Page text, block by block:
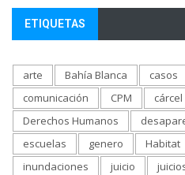
ETIQUETAS
arte Bahía Blanca casos
comunicación
CPM cárcel
Derechos Humanos
escuelas
genero Habitat
inundaciones
juicio